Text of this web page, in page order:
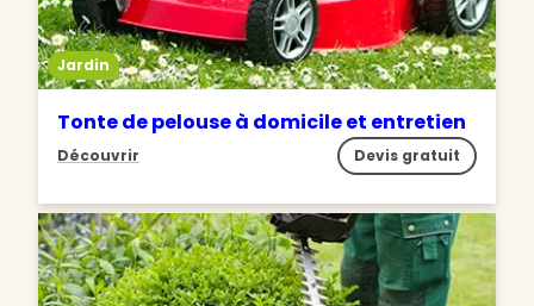
Jardin
Tonte de pelouse à domicile et entretien
Découvrir Devis gratuit